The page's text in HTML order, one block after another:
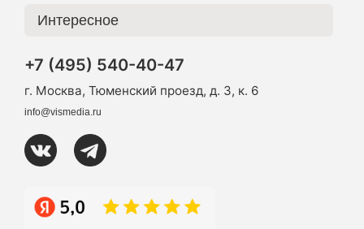
Интересное
+7 (495) 540-40-47
г. Москва, Тюменский проезд, д. 3, к. 6
info@vismedia.ru